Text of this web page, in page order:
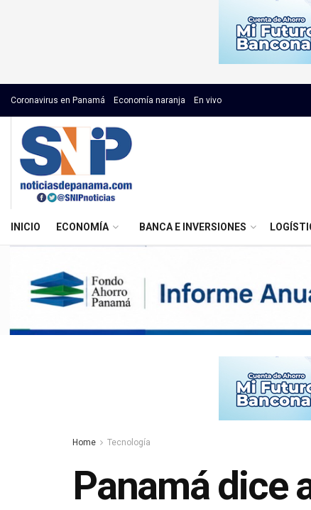
Coronavirus en Panamá Economía naranja En vivo
INICIO ECONOMÍA BANCA E INVERSIONES
Home Tecnología
Panamá dice